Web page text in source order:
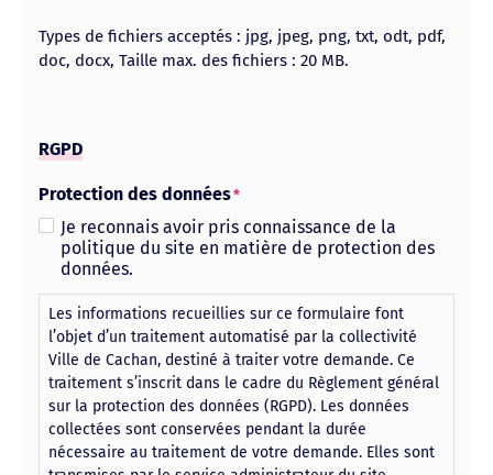
Types de fichiers acceptés : jpg, jpeg, png, txt, odt, pdf,
doc, docx, Taille max. des fichiers : 20 MB.
RGPD
Protection des données*
Je reconnais avoir pris connaissance de la
politique du site en matière de protection des
données.
Les informations recueillies sur ce formulaire font
l’objet d’un traitement automatisé par la collectivité
Ville de Cachan, destiné à traiter votre demande. Ce
traitement s’inscrit dans le cadre du Règlement général
sur la protection des données (RGPD). Les données
collectées sont conservées pendant la durée
nécessaire au traitement de votre demande. Elles sont